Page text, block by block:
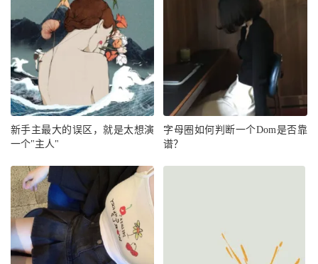
新手主最大的误区，就是太想演
一个"主人"
字母圈如何判断一个Dom是否靠
谱？